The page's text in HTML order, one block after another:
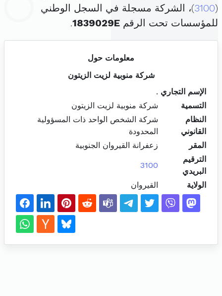
(
3100)، الشركة مسجلة في السجل الوطني
للمؤسسات تحت الرقم 1839029E
.
معلومات حول
شركة منوبية لزيت الزيتون
الإسم التجاري .
التسمية
شركة منوبية لزيت الزيتون
النظام
القانوني
شركة الشخص الواحد ذات المسؤولية
المحدودة
المقر
زعفرانة القيروان الجنوبية
الترقيم
البريدي
3100
الولاية القيروان